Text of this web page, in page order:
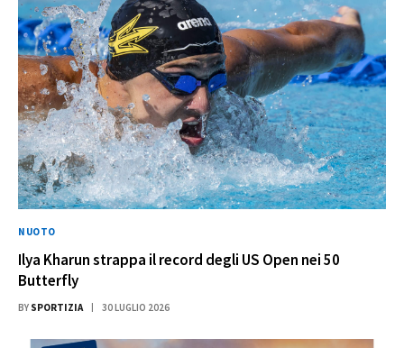
NUOTO
Ilya Kharun strappa il record degli US Open nei 50
Butterfly
BY SPORTIZIA 30 LUGLIO 2026